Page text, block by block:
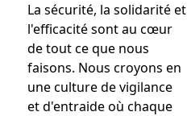
La sécurité, la solidarité et
l'efficacité sont au cœur
de tout ce que nous
faisons. Nous croyons en
une culture de vigilance
et d'entraide où chaque